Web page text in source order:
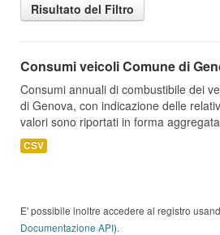
Risultato del Filtro
Consumi veicoli Comune di
Consumi annuali di combustibile dei
di Genova, con indicazione delle
valori sono riportati in forma
CSV
E' possibile inoltre accedere al registro
Documentazione API).